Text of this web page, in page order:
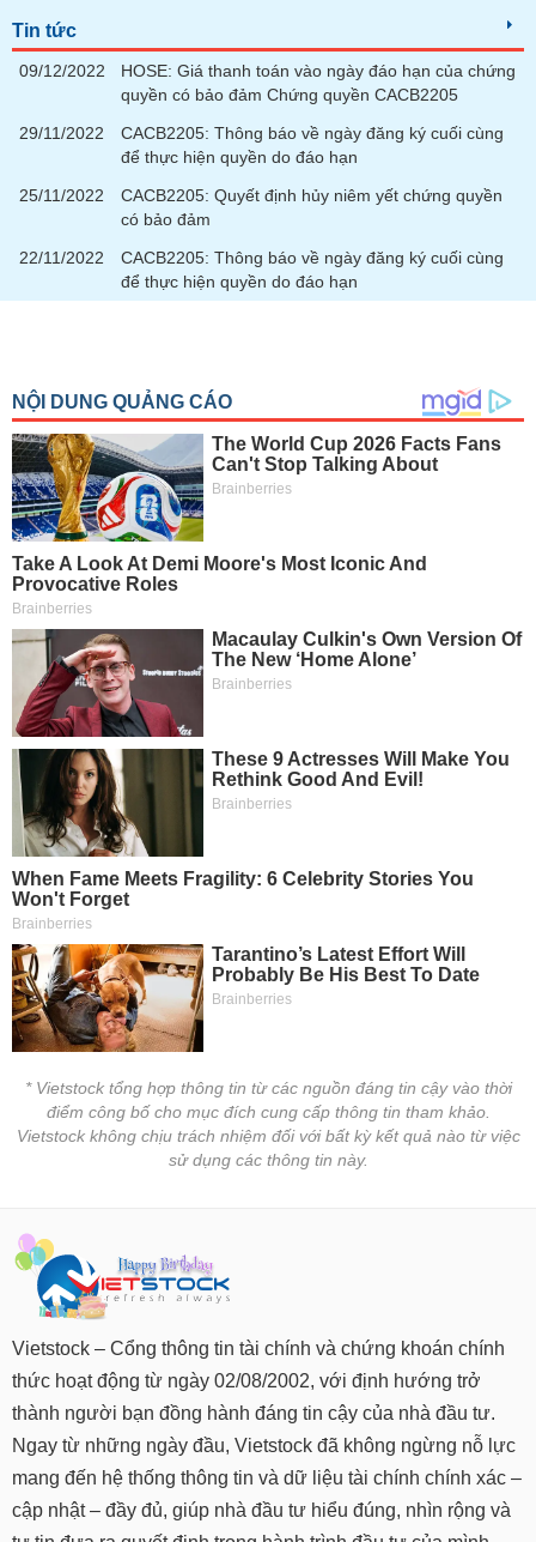
Tin tức
09/12/2022
HOSE: Giá thanh toán vào ngày đáo hạn của chứng
quyền có bảo đảm Chứng quyền CACB2205
29/11/2022
CACB2205: Thông báo về ngày đăng ký cuối cùng
để thực hiện quyền do đáo hạn
25/11/2022
CACB2205: Quyết định hủy niêm yết chứng quyền
có bảo đảm
22/11/2022
CACB2205: Thông báo về ngày đăng ký cuối cùng
để thực hiện quyền do đáo hạn
* Vietstock tổng hợp thông tin từ các nguồn đáng tin cậy vào thời
điểm công bố cho mục đích cung cấp thông tin tham khảo.
Vietstock không chịu trách nhiệm đối với bất kỳ kết quả nào từ việc
sử dụng các thông tin này.
Vietstock – Cổng thông tin tài chính và chứng khoán chính
thức hoạt động từ ngày 02/08/2002, với định hướng trở
thành người bạn đồng hành đáng tin cậy của nhà đầu tư.
Ngay từ những ngày đầu, Vietstock đã không ngừng nỗ lực
mang đến hệ thống thông tin và dữ liệu tài chính chính xác –
cập nhật – đầy đủ, giúp nhà đầu tư hiểu đúng, nhìn rộng và
chính